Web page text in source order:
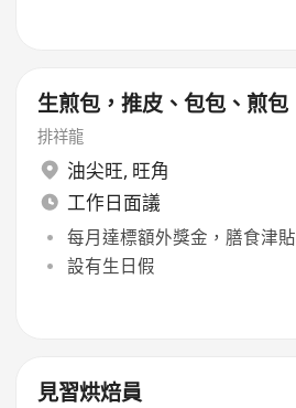
生煎包，推皮、包包、煎包
排祥龍
油尖旺, 旺角
工作日面議
每月達標額外獎金，膳食津貼
設有生日假
見習烘焙員